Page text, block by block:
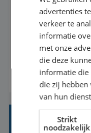
Ben jij een
helpen van
waar te maken?
het eraan
van de grootste
stage bij TUI
op zoek naar
BEKIJK VACATURE
HEAD OF
advertenties
verkeer te
informatie
met onze
die deze
informatie die
die zij
van hun
Strikt
noodzakelijk